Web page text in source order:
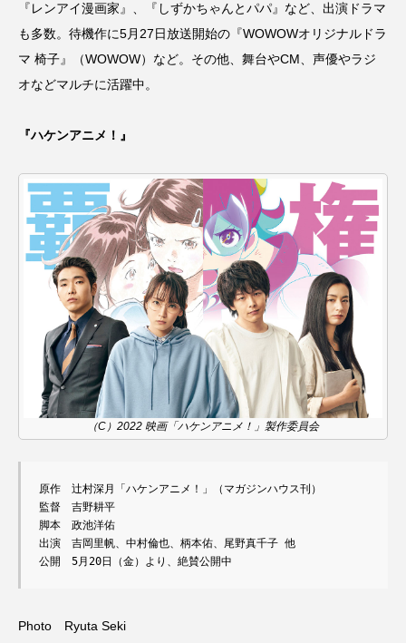
『レンアイ漫画家』、『しずかちゃんとパパ』など、出演ドラマ
も多数。待機作に5月27日放送開始の『WOWOWオリジナルドラ
マ 椅子』（WOWOW）など。その他、舞台やCM、声優やラジ
オなどマルチに活躍中。
『ハケンアニメ！』
（C）2022 映画「ハケンアニメ！」製作委員会
原作　辻村深月「ハケンアニメ！」（マガジンハウス刊）
監督　吉野耕平
脚本　政池洋佑
出演　吉岡里帆、中村倫也、柄本佑、尾野真千子 他
公開　5月20日（金）より、絶賛公開中
Photo Ryuta Seki